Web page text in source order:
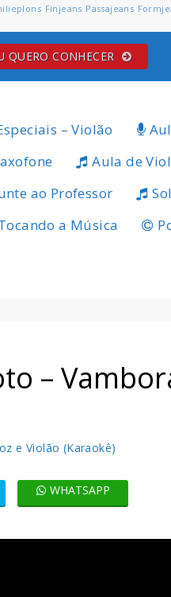
Finjeans Passajeans
QUERO CONHECER
– Violão
Aula de
ao Professor
a Música
–
e Violão (Karaokê)
WHATSAPP